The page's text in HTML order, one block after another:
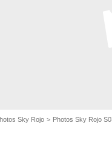
Sky Rojo Photos Sky Rojo